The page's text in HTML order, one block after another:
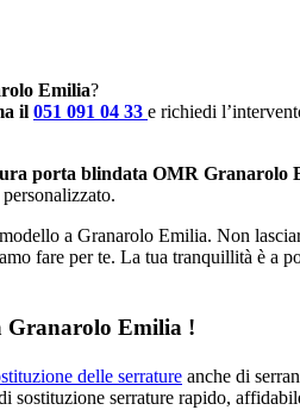
Emilia?
il 051 091 04 33 e richiedi
porta blindata OMR Granarolo
a Granarolo Emilia. Non
fare per te. La tua tranquillità è a
Granarolo Emilia !
delle serrature anche di
sostituzione serrature rapido,